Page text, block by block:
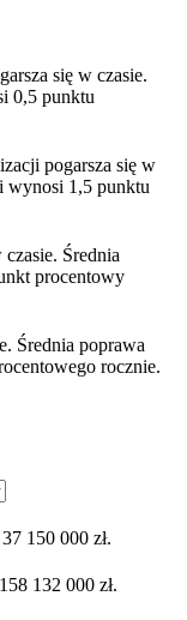
się w czasie.
0,5 punktu
pogarsza się w
wynosi 1,5 punktu
Średnia
procentowy
Średnia poprawa
rocznie.
150 000 zł.
132 000 zł.